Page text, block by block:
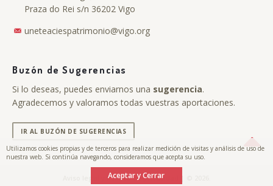
Praza do Rei s/n 36202 Vigo
uneteaciespatrimonio@vigo.org
Buzón de Sugerencias
Si lo deseas, puedes enviarnos una sugerencia.
Agradecemos y valoramos todas vuestras aportaciones.
IR AL BUZÓN DE SUGERENCIAS
Aviso legal y Política de privacidad
Utilizamos cookies propias y de terceros para realizar medición de visitas y análisis de uso de
nuestra web. Si continúa navegando, consideramos que acepta su uso.
Aceptar y Cerrar